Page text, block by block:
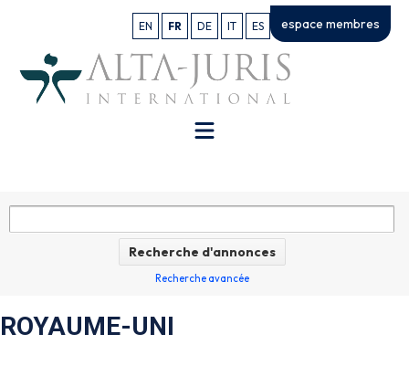
EN FR DE IT ES espace membres
Recherche avancée
ROYAUME-UNI